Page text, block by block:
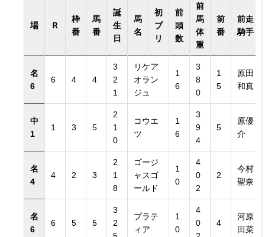
場 Ｒ
枠
番
馬
番
誕
生
日
馬
名
初
ブ
リ
前
頭
数
前
馬
体
重
前
番
前走
騎手
名
6
6 4 4
3
2
1
リケア
オラン
ジュ
1
6
3
8
0
1
5
原田
和真
中
1
1 3 5
2
1
0
コウエ
ツ
1
6
3
9
4
5
原優
介
名
4
4 2 3
2
1
8
ゴージ
ャスゴ
ールド
1
0
4
0
2
2
今村
聖奈
名
6
6 5 5
3
2
プラテ
ィア
1
0
4
0
4
河原
田菜